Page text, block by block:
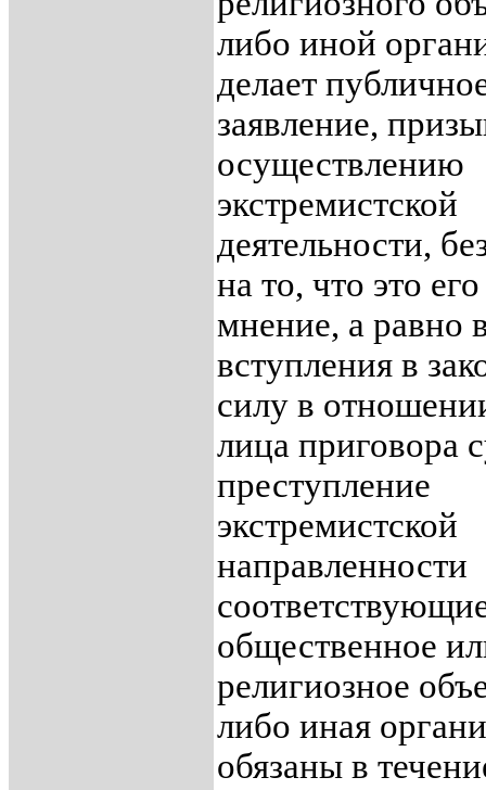
либо иной
делает
заявление,
осуществлению
экстремистской
деятельности,
на то, что это
мнение, а равно
вступления в
силу в
лица приговора
преступление
экстремистской
направленности
общественное
религиозное
либо иная
обязаны в